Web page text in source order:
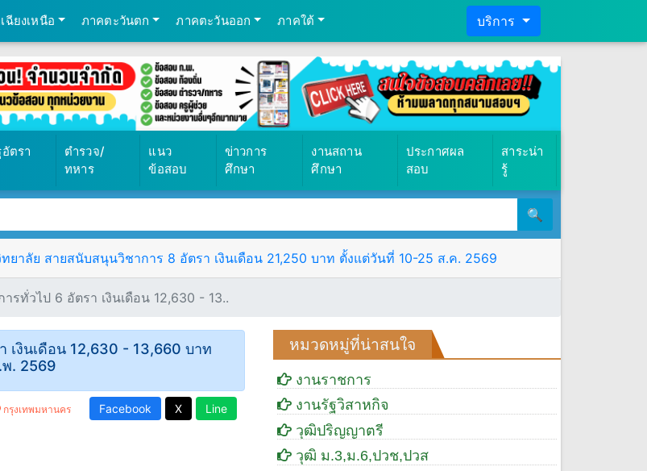
ฉียงเหนือ ภาคตะวันตก ภาคตะวันออก ภาคใต้ บริการ
ตรา
ตำรวจ/
ทหาร
แนว
ข้อสอบ
ข่าวการ
ศึกษา
งานสถาน
ศึกษา
ประกาศผล
สอบ
สาระน่า
รู้
🔍
าลัย สายสนับสนุนวิชาการ 8 อัตรา เงินเดือน 21,250 บาท ตั้งแต่วันที่ 10-25 ส.ค. 2569
ทั่วไป 6 อัตรา เงินเดือน 12,630 - 13..
เงินเดือน 12,630 - 13,660 บาท
. 2569
กรุงเทพมหานคร Facebook X Line
หมวดหมู่ที่น่าสนใจ
งานราชการ
งานรัฐวิสาหกิจ
วุฒิปริญญาตรี
วุฒิ ม.3,ม.6,ปวช,ปวส